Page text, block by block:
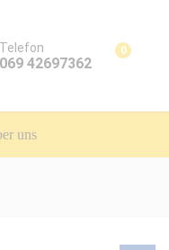
Telefon
069 42697362
0
uns